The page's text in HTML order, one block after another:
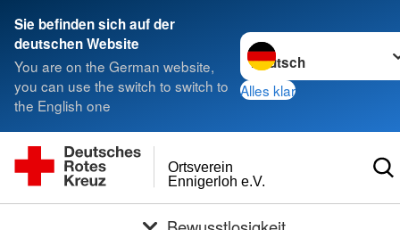
Sie befinden sich auf der
deutschen Website
You are on the German website,
you can use the switch to switch to
the English one
Sprache wechseln zu
Alles klar
Ennigerloh e.V.
Ortsverein